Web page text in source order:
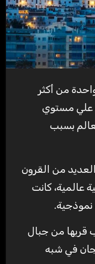
علي مستوي
بسبب
من القرون
عالمية، كانت
قربها من جبال
في شبه